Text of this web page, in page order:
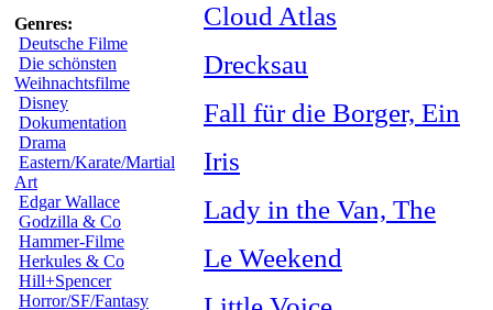
Genres:
Deutsche Filme
Die schönsten
Weihnachtsfilme
Disney
Dokumentation
Drama
Eastern/Karate/Martial
Art
Edgar Wallace
Godzilla & Co
Hammer-Filme
Herkules & Co
Hill+Spencer
Horror/SF/Fantasy
Cloud Atlas
Drecksau
Fall für die Borger, Ein
Iris
Lady in the Van, The
Le Weekend